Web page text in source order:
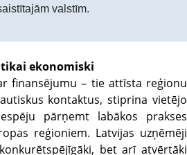
valstīm.
ekonomiski
finansējumu – tie attīsta reģionu
kontaktus, stiprina vietējo
pārņemt labākos prakses
reģioniem. Latvijas uzņēmēji
bet arī atvērtāki